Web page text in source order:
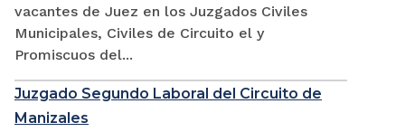
vacantes de Juez en los Juzgados Civiles
Municipales, Civiles de Circuito el y
Promiscuos del...
Juzgado Segundo Laboral del Circuito de
Manizales